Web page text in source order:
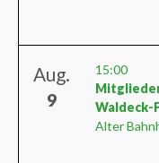
Aug.
9
15:00
Waldeck-
Alter